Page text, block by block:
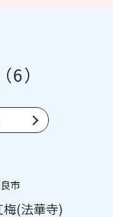
）
市
梅(法華寺)